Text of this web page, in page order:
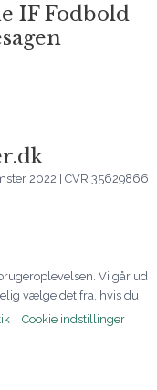
IF Fodbold
2022 | CVR 35629866
Vi går ud
vælge det fra, hvis du
Cookie indstillinger